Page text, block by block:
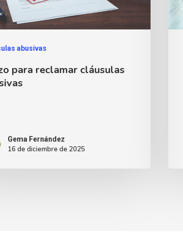
abusivas
para reclamar cláusulas
Gema Fernández
16 de diciembre de 2025